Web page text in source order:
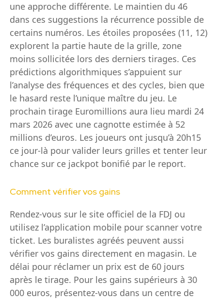
une approche différente. Le maintien du 46
dans ces suggestions la récurrence possible de
certains numéros. Les étoiles proposées (11, 12)
explorent la partie haute de la grille, zone
moins sollicitée lors des derniers tirages. Ces
prédictions algorithmiques s’appuient sur
l’analyse des fréquences et des cycles, bien que
le hasard reste l’unique maître du jeu. Le
prochain tirage Euromillions aura lieu mardi 24
mars 2026 avec une cagnotte estimée à 52
millions d’euros. Les joueurs ont jusqu’à 20h15
ce jour-là pour valider leurs grilles et tenter leur
chance sur ce jackpot bonifié par le report.
Comment vérifier vos gains
Rendez-vous sur le site officiel de la FDJ ou
utilisez l’application mobile pour scanner votre
ticket. Les buralistes agréés peuvent aussi
vérifier vos gains directement en magasin. Le
délai pour réclamer un prix est de 60 jours
après le tirage. Pour les gains supérieurs à 30
000 euros, présentez-vous dans un centre de